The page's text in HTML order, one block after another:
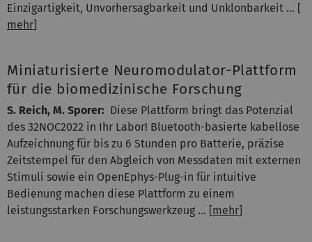
Einzigartigkeit, Unvorhersagbarkeit und Unklonbarkeit ... [
mehr]
Miniaturisierte Neuromodulator-Plattform
für die biomedizinische Forschung
S. Reich, M. Sporer: Diese Plattform bringt das Potenzial
des 32NOC2022 in Ihr Labor! Bluetooth-basierte kabellose
Aufzeichnung für bis zu 6 Stunden pro Batterie, präzise
Zeitstempel für den Abgleich von Messdaten mit externen
Stimuli sowie ein OpenEphys-Plug-in für intuitive
Bedienung machen diese Plattform zu einem
leistungsstarken Forschungswerkzeug ... [mehr]